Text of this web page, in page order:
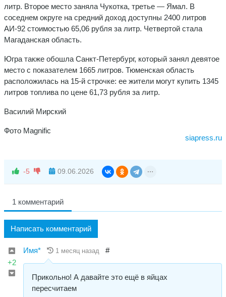
литр. Второе место заняла Чукотка, третье — Ямал. В
соседнем округе на средний доход доступны 2400 литров
АИ-92 стоимостью 65,06 рубля за литр. Четвертой стала
Магаданская область.
Югра также обошла Санкт-Петербург, который занял девятое
место с показателем 1665 литров. Тюменская область
расположилась на 15-й строчке: ее жители могут купить 1345
литров топлива по цене 61,73 рубля за литр.
Василий Мирский
Фото Magnific
siapress.ru
-5 09.06.2026
1 комментарий
Написать комментарий
+2
Имя* 1 месяц назад #
Прикольно! А давайте это ещё в яйцах
пересчитаем